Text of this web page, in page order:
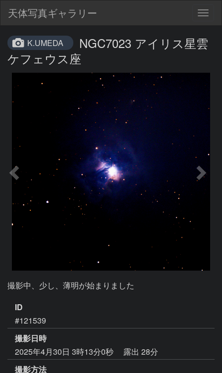
天体写真ギャラリー
K.UMEDA
NGC7023 アイリス星雲
ケフェウス座
撮影中、少し、薄明が始まりました
ID
#121539
撮影日時
2025年4月30日 3時13分0秒
露出 28分
撮影方法